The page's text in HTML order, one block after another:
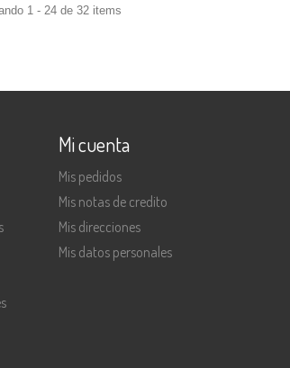
1 - 24 de 32 items
Mi cuenta
Mis pedidos
Mis notas de credito
Mis direcciones
Mis datos personales